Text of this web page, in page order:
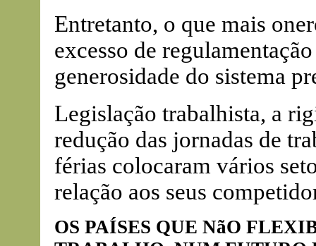
Entretanto, o que mais
excesso de
generosidade do sistema
Legislação trabalhista, a
redução das jornadas de
férias colocaram vários
relação aos seus
OS PAÍSES QUE NãO